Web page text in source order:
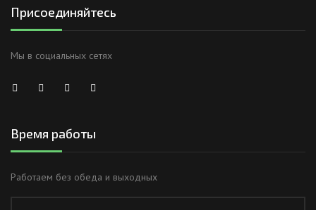
Присоединяйтесь
Мы в социальных сетях
Время работы
Работаем без обеда и выходных